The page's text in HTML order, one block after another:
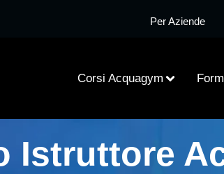
Per Aziende
Corsi Acquagym
Istruttore